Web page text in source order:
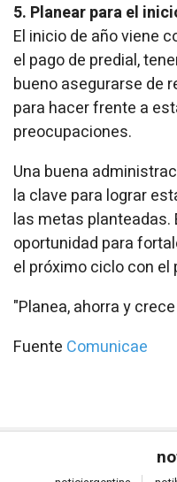
5. Planear para el
El inicio de año viene
el pago de predial,
bueno asegurarse de
para hacer frente a
preocupaciones.
Una buena
la clave para lograr
las metas planteadas.
oportunidad para
el próximo ciclo con el
"Planea, ahorra y
Fuente Comunicae